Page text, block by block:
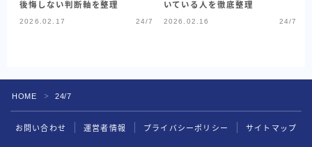
後悔しない判断軸を整理
2026.02.17 24/7
いている人を徹底整理
2026.02.16 24/7
HOME ＞ 24/7
お問い合わせ 運営者情報 プライバシーポリシー サイトマップ